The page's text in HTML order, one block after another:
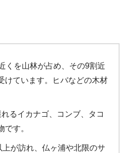
くを山林が占め、その9割近
けています。ヒバなどの木材
るイカナゴ、コンブ、タコ
です。
が訪れ、仏ヶ浦や北限のサ